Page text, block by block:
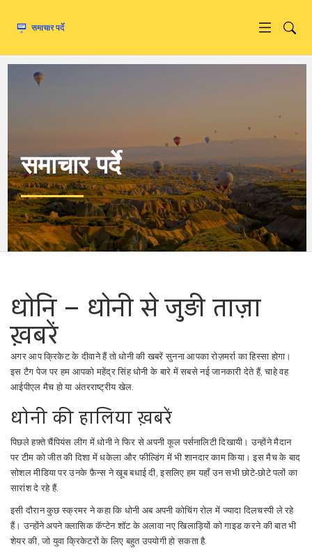
समाचार पर्दे
धोनि – धोनी से जुड़ी ताज़ा
ख़बरें
अगर आप क्रिकेट के दीवाने हैं तो धोनी की खबरें सुनना आपका रोज़मर्रा का हिस्सा होगा।
इस टैग पेज पर हम आपको महेंद्र सिंह धोनी के बारे में सबसे नई जानकारी देते हैं, चाहे वह
आईपीएल मैच हो या अंतरराष्ट्रीय खेल.
धोनी की हालिया ख़बरें
पिछले हफ़्ते चैंपियंस लीग में धोनी ने फिर से अपनी कूल पर्सनालिटी दिखायी। उन्होंने मैदान
पर टीम को जीत की दिशा में धकेला और फील्डिंग में भी शानदार काम किया। इस मैच के बाद
सोशल मीडिया पर उनके फ़ैन्स ने खूब बधाई दी, इसलिए हम यहाँ उन सभी छोटे‑छोटे पलों का
सारांश दे रहे हैं.
इसी दौरान कुछ स्क्रमर ने कहा कि धोनी अब अपनी कोचिंग रोल में ज्यादा दिलचस्पी ले रहे
हैं। उन्होंने अपने क्लासिक कॅप्टेन शॉट के अलावा नए खिलाड़ियों को गाइड करने की बात भी
शेयर की, जो युवा क्रिकेटरों के लिए बहुत उपयोगी हो सकता है.